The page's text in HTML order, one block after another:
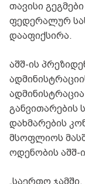
თავისი
ფედერალურ
დააფიქსირა.
აშშ-ის
განვითარების
დახმარების
მსოფლიოს
ოდენობის აშშ-
„საერთო